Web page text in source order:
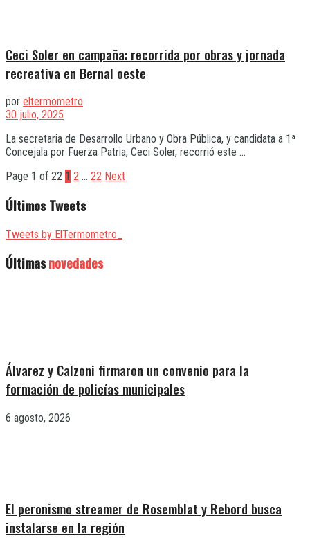
Ceci Soler en campaña: recorrida por obras y jornada
recreativa en Bernal oeste
por eltermometro
30 julio, 2025
La secretaria de Desarrollo Urbano y Obra Pública, y candidata a 1ª
Concejala por Fuerza Patria, Ceci Soler, recorrió este ...
Page 1 of 22 1 2 … 22 Next
Últimos Tweets
Tweets by ElTermometro_
Últimasnovedades
Álvarez y Calzoni firmaron un convenio para la
formación de policías municipales
6 agosto, 2026
El peronismo streamer de Rosemblat y Rebord busca
instalarse en la región